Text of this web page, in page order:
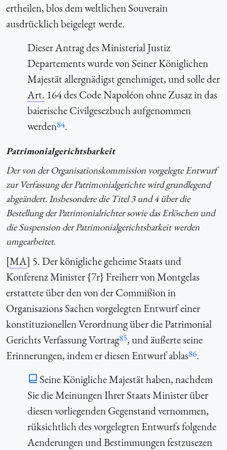
ertheilen, blos dem weltlichen Souverain
ausdrücklich beigelegt werde.
Dieser Antrag des Ministerial Justiz
Departements wurde von Seiner Königlichen
Majestät allergnädigst genehmiget, und solle der
Art. 164 des Code Napoléon ohne Zusaz in das
baierische Civilgesezbuch aufgenommen
werden84.
Patrimonialgerichtsbarkeit
Der von der Organisationskommission vorgelegte Entwurf
zur Verfassung der Patrimonialgerichte wird grundlegend
abgeändert. Insbesondere die Titel 3 und 4 über die
Bestellung der Patrimonialrichter sowie das Erlöschen und
die Suspension der Patrimonialgerichtsbarkeit werden
umgearbeitet.
[MA] 5. Der königliche geheime Staats und
Konferenz Minister {7r} Freiherr von Montgelas
erstattete über den von der Commißion in
Organisazions Sachen vorgelegten Entwurf einer
konstituzionellen Verordnung über die Patrimonial
Gerichts Verfassung Vortrag85, und äußerte seine
Erinnerungen, indem er diesen Entwurf ablas86.
Seine Königliche Majestät haben, nachdem
Sie die Meinungen Ihrer Staats Minister über
diesen vorliegenden Gegenstand vernommen,
rüksichtlich des vorgelegten Entwurfs folgende
Aenderungen und Bestimmungen festzusezen